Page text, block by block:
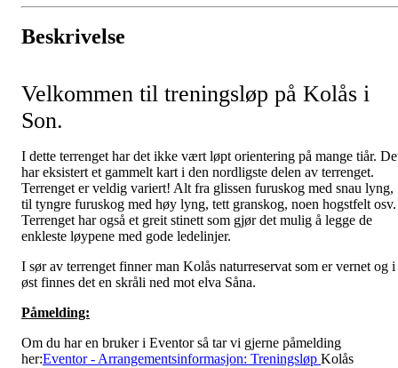
Beskrivelse
Velkommen til treningsløp på Kolås i
Son.
I dette terrenget har det ikke vært løpt orientering på mange tiår.
har eksistert et gammelt kart i den nordligste delen av terrenget.
Terrenget er veldig variert! Alt fra glissen furuskog med snau lyng,
til tyngre furuskog med høy lyng, tett granskog, noen hogstfelt osv.
Terrenget har også et greit stinett som gjør det mulig å legge de
enkleste løypene med gode ledelinjer.
I sør av terrenget finner man Kolås naturreservat som er vernet og i
øst finnes det en skråli ned mot elva Såna.
Påmelding:
Om du har en bruker i Eventor så tar vi gjerne påmelding
her:Eventor - Arrangementsinformasjon: Treningsløp Kolås